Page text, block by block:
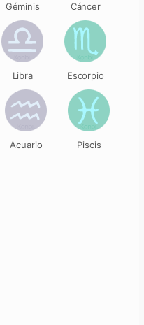
Géminis Cáncer
Libra Escorpio
Acuario Piscis